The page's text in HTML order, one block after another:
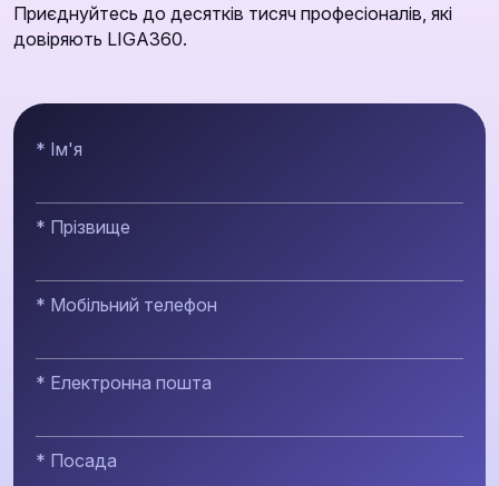
Приєднуйтесь до десятків тисяч професіоналів, які
довіряють LIGA360.
* Ім'я
* Прізвище
* Мобільний телефон
* Електронна пошта
* Посада